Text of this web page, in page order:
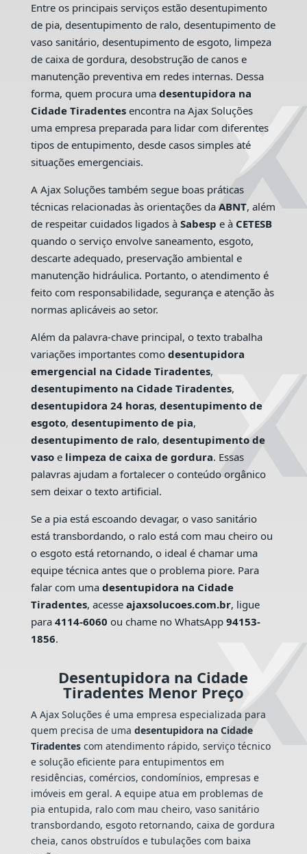
Entre os principais serviços estão desentupimento
de pia, desentupimento de ralo, desentupimento de
vaso sanitário, desentupimento de esgoto, limpeza
de caixa de gordura, desobstrução de canos e
manutenção preventiva em redes internas. Dessa
forma, quem procura uma desentupidora na
Cidade Tiradentesencontra na Ajax Soluções
uma empresa preparada para lidar com diferentes
tipos de entupimento, desde casos simples até
situações emergenciais.
A Ajax Soluções também segue boas práticas
técnicas relacionadas às orientações da ABNT, além
de respeitar cuidados ligados à Sabesp e à CETESB
quando o serviço envolve saneamento, esgoto,
descarte adequado, preservação ambiental e
manutenção hidráulica. Portanto, o atendimento é
feito com responsabilidade, segurança e atenção às
normas aplicáveis ao setor.
Além da palavra-chave principal, o texto trabalha
variações importantes como desentupidora
emergencial na Cidade Tiradentes,
desentupimento na Cidade Tiradentes,
desentupidora 24 horas, desentupimento de
esgoto, desentupimento de pia,
desentupimento de ralo, desentupimento de
vasoe limpeza de caixa de gordura. Essas
palavras ajudam a fortalecer o conteúdo orgânico
sem deixar o texto artificial.
Se a pia está escoando devagar, o vaso sanitário
está transbordando, o ralo está com mau cheiro ou
o esgoto está retornando, o ideal é chamar uma
equipe técnica antes que o problema piore. Para
falar com uma desentupidora na Cidade
Tiradentes, acesse ajaxsolucoes.com.br, ligue
para 4114-6060 ou chame no WhatsApp 94153-
1856.
Desentupidora na Cidade
Tiradentes Menor Preço
A Ajax Soluções é uma empresa especializada para
quem precisa de uma desentupidora na Cidade
Tiradentescom atendimento rápido, serviço técnico
e solução eficiente para entupimentos em
residências, comércios, condomínios, empresas e
imóveis em geral. A equipe atua em problemas de
pia entupida, ralo com mau cheiro, vaso sanitário
transbordando, esgoto retornando, caixa de gordura
cheia, canos obstruídos e tubulações com baixa